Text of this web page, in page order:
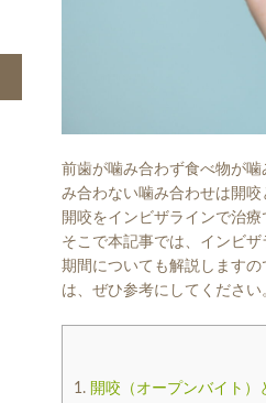
前歯が噛み合わず食べ物が
み合わない噛み合わせは開咬
開咬をインビザラインで治
そこで本記事では、インビ
期間についても解説します
は、ぜひ参考にしてください
1.開咬（オープンバイト）